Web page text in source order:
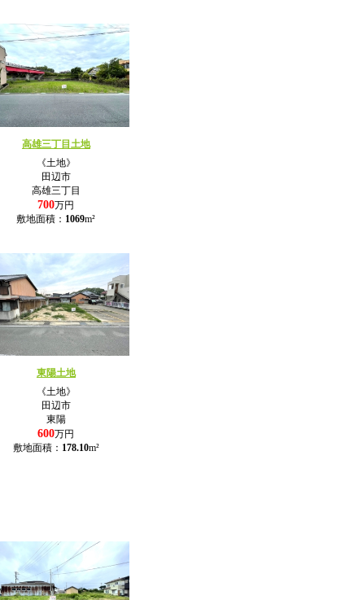
高雄三丁目土地
《土地》
田辺市
高雄三丁目
700万円
敷地面積： 1069m²
東陽土地
《土地》
田辺市
東陽
600万円
敷地面積： 178.10m²